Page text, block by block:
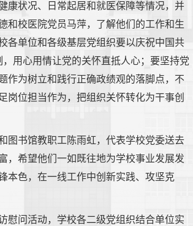
康状况、日常起居和就医保障等情况，并
和校医院党员马萍，了解他们的工作和生
各单位和各级基层党组织要以庆祝中国共
用心用情让党的关怀直抵人心；要坚持党
作为树立和践行正确政绩观的落脚点，不
岗位担当作为，把组织关怀转化为干事创
图书馆教职工陈雨虹，代表学校党委送去
，希望他们一如既往地为学校事业发展发
本色，在一线工作中创新实践、攻坚克
慰问活动，学校各二级党组织结合单位实